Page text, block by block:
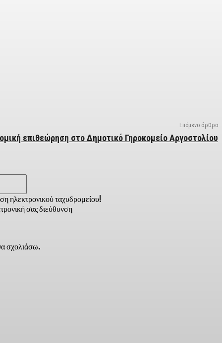
Επόμενο άρθρο
επιθεώρηση στο Δημοτικό Γηροκομείο Αργοστολίου
ηλεκτρονικού ταχυδρομείου!
σας διεύθυνση
σχολιάσω.